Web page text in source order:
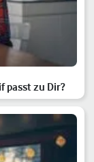
passt zu Dir?